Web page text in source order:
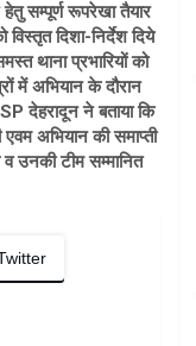
सम्पूर्ण रूपरेखा तैयार
दिशा-निर्देश दिये
थाना प्रभारियों को
में अभियान के दौरान
देहरादून ने बताया कि
अभियान की समाप्ती
व उनकी टीम सम्मानित